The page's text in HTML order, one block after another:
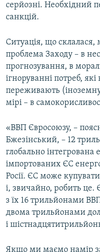
серйозні. Необхідний
санкцій.
Ситуація, що склалася,
проблема Заходу – в
прогнозування, в
ігноруванні потреб,
переживають
мірі – в
«ВВП Євросоюзу, –
Бжезінський, – 12
глобально інтегрована
імпортованих ЄС
Росії. ЄС може
і, звичайно, робить
з їх 16 трильйонами
двома трильйонами
і
Якщо ми маємо намір